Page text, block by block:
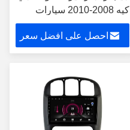
كيه 2008-2010 سيارات
الوسائط المتعددة ستيريو
احصل على افضل سعر